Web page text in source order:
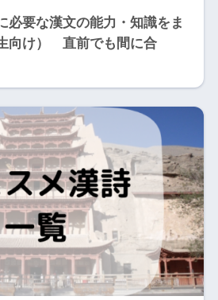
必要な漢文の能力・知識をま
向け） 直前でも間に合